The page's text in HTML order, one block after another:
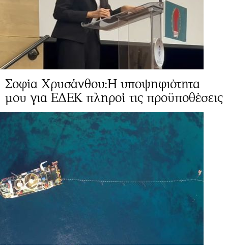
Σοφία Χρυσάνθου:Η υποψηφιότητα
μου για ΕΔΕΚ πληροί τις προϋποθέσεις